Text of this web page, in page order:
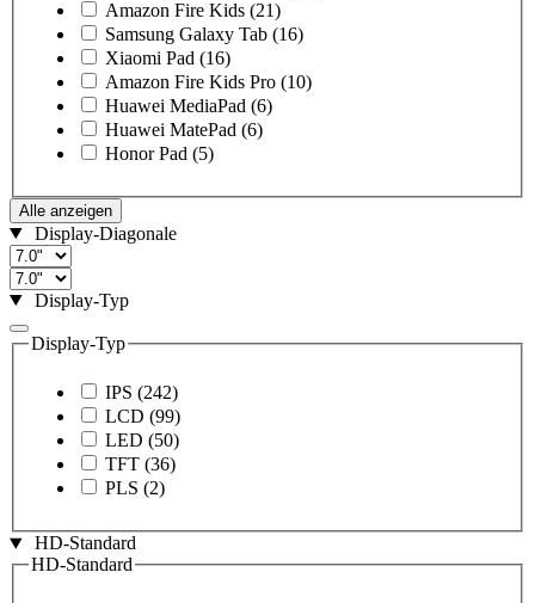
Amazon Fire Kids (21)
Samsung Galaxy Tab (16)
Xiaomi Pad (16)
Amazon Fire Kids Pro (10)
Huawei MediaPad (6)
Huawei MatePad (6)
Honor Pad (5)
Alle anzeigen
Display-Diagonale
Display-Typ
Display-Typ
IPS (242)
LCD (99)
LED (50)
TFT (36)
PLS (2)
HD-Standard
HD-Standard